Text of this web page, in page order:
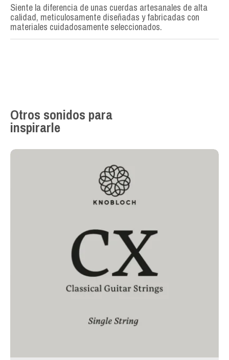
Siente la diferencia de unas cuerdas artesanales de alta
calidad, meticulosamente diseñadas y fabricadas con
materiales cuidadosamente seleccionados.
Otros sonidos para
inspirarle